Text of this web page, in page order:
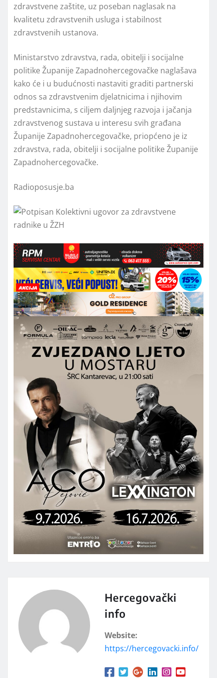
zdravstvene zaštite, uz poseban naglasak na
kvalitetu zdravstvenih usluga i stabilnost
zdravstvenih ustanova.
Ministarstvo zdravstva, rada, obitelji i socijalne
politike Županije Zapadnohercegovačke naglašava
kako će i u budućnosti nastaviti graditi partnerski
odnos sa zdravstvenim djelatnicima i njihovim
predstavnicima, s ciljem daljnjeg razvoja i jačanja
zdravstvenog sustava u interesu svih građana
Županije Zapadnohercegovačke, priopćeno je iz
zdravstva, rada, obitelji i socijalne politike Županije
Zapadnohercegovačke.
Radioposusje.ba
Hercegovački
info
Website:
https://hercegovacki.info/